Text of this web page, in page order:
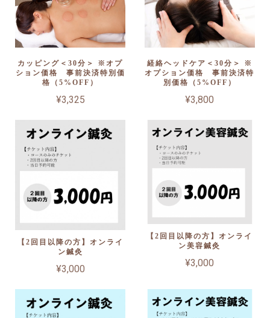
カッピング＜30分＞ ※オプ
ション価格 事前決済特別価
格（5%OFF）
¥3,325
経絡ヘッドケア＜30分＞ ※
オプション価格 事前決済特
別価格（5%OFF）
¥3,800
【2回目以降の方】オンライ
ン鍼灸
¥3,000
【2回目以降の方】オンライ
ン美容鍼灸
¥3,000